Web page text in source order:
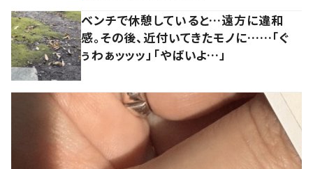
ベンチで休憩していると…遠方に違和
感。その後、近付いてきたモノに……「ぐ
ぅわぁッッッ」「やばいよ…」